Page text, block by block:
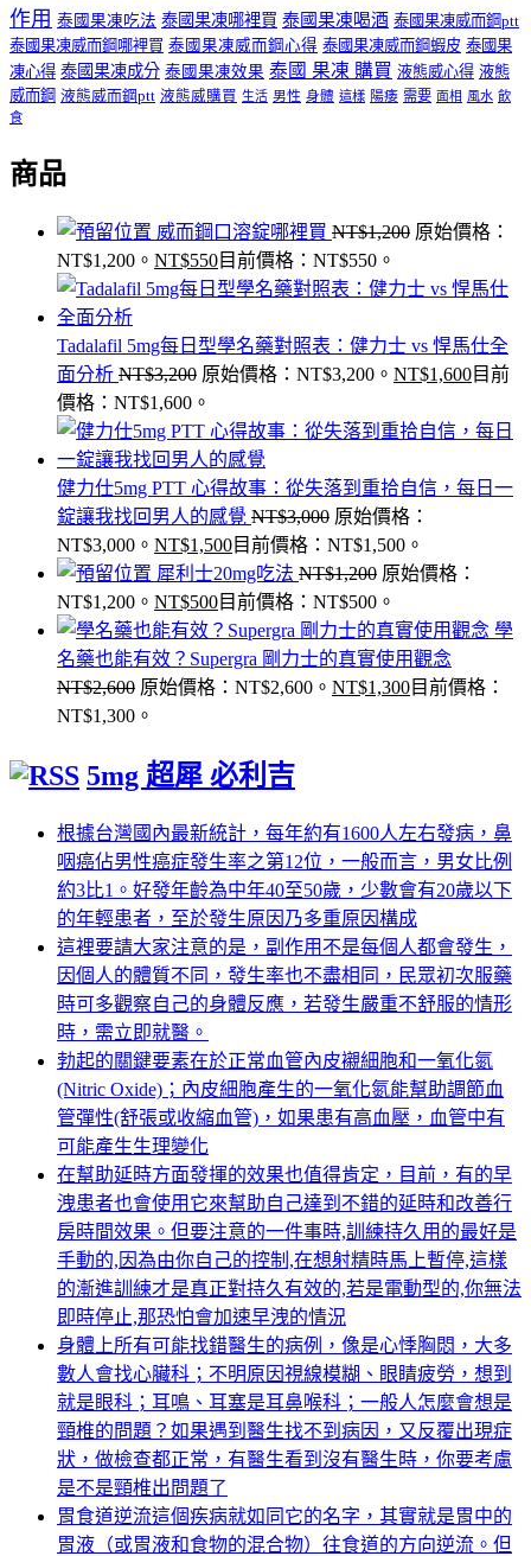
作用 泰國果凍吃法 泰國果凍哪裡買 泰國果凍喝酒 泰國果凍威而鋼ptt
泰國果凍威而鋼哪裡買 泰國果凍威而鋼心得 泰國果凍威而鋼蝦皮 泰國果
凍心得 泰國果凍成分 泰國果凍效果 泰國 果凍 購買 液態威心得 液態
威而鋼 液態威而鋼ptt 液態威購買 生活 男性 身體 這樣 陽痿 需要 面相 風水 飲
食
商品
威而鋼口溶錠哪裡買 NT$1,200 原始價格：
NT$1,200。 NT$550目前價格：NT$550。
Tadalafil 5mg每日型學名藥對照表：健力士 vs 悍馬仕全
面分析 NT$3,200 原始價格：NT$3,200。 NT$1,600目前
價格：NT$1,600。
健力仕5mg PTT 心得故事：從失落到重拾自信，每日一
錠讓我找回男人的感覺 NT$3,000 原始價格：
NT$3,000。 NT$1,500目前價格：NT$1,500。
犀利士20mg吃法 NT$1,200 原始價格：
NT$1,200。 NT$500目前價格：NT$500。
學
名藥也能有效？Supergra 剛力士的真實使用觀念
NT$2,600 原始價格：NT$2,600。 NT$1,300目前價格：
NT$1,300。
5mg 超犀 必利吉
根據台灣國內最新統計，每年約有1600人左右發病，鼻
咽癌佔男性癌症發生率之第12位，一般而言，男女比例
約3比1。好發年齡為中年40至50歲，少數會有20歲以下
的年輕患者，至於發生原因乃多重原因構成
這裡要請大家注意的是，副作用不是每個人都會發生，
因個人的體質不同，發生率也不盡相同，民眾初次服藥
時可多觀察自己的身體反應，若發生嚴重不舒服的情形
時，需立即就醫。
勃起的關鍵要素在於正常血管內皮襯細胞和一氧化氮
(Nitric Oxide)；內皮細胞產生的一氧化氮能幫助調節血
管彈性(舒張或收縮血管)，如果患有高血壓，血管中有
可能產生生理變化
在幫助延時方面發揮的效果也值得肯定，目前，有的早
洩患者也會使用它來幫助自己達到不錯的延時和改善行
房時間效果。但要注意的一件事時,訓練持久用的最好是
手動的,因為由你自己的控制,在想射精時馬上暫停,這樣
的漸進訓練才是真正對持久有效的,若是電動型的,你無法
即時停止,那恐怕會加速早洩的情況
身體上所有可能找錯醫生的病例，像是心悸胸悶，大多
數人會找心臟科；不明原因視線模糊、眼睛疲勞，想到
就是眼科；耳鳴、耳塞是耳鼻喉科；一般人怎麼會想是
頸椎的問題？如果遇到醫生找不到病因，又反覆出現症
狀，做檢查都正常，有醫生看到沒有醫生時，你要考慮
是不是頸椎出問題了
胃食道逆流這個疾病就如同它的名字，其實就是胃中的
胃液（或胃液和食物的混合物）往食道的方向逆流。但